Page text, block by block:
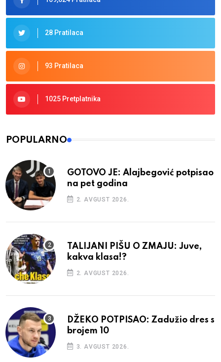
28 Pratilaca
93 Pratilaca
1025 Pretplatnika
POPULARNO
GOTOVO JE: Alajbegović potpisao
na pet godina
2. AVGUST 2026.
TALIJANI PIŠU O ZMAJU: Juve,
kakva klasa!?
2. AVGUST 2026.
DŽEKO POTPISAO: Zadužio dres s
brojem 10
3. AVGUST 2026.